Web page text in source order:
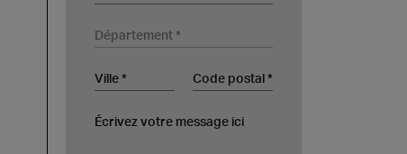
Département
Ville Code postal
Écrivez votre message ici